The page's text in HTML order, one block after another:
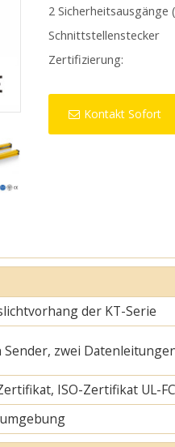
2 Sicherheitsausgänge
Schnittstellenstecker
Zertifizierung:
Kontakt Sofort
der KT-Serie
Sender, zwei
ISO-Zertifikat UL-